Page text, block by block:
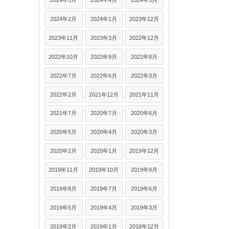
2024年2月 2024年1月 2023年12月
2023年11月 2023年3月 2022年12月
2022年10月 2022年9月 2022年8月
2022年7月 2022年6月 2022年3月
2022年2月 2021年12月 2021年11月
2021年7月 2020年7月 2020年6月
2020年5月 2020年4月 2020年3月
2020年2月 2020年1月 2019年12月
2019年11月 2019年10月 2019年9月
2019年8月 2019年7月 2019年6月
2019年5月 2019年4月 2019年3月
2019年2月 2019年1月 2018年12月